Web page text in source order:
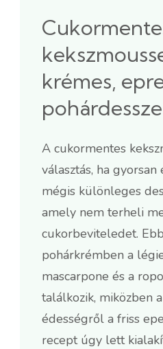
krémes,
A cukormentes
választás, ha gyorsan
mégis különleges
amely nem terheli
cukorbeviteledet.
pohárkrémben a
mascarpone és a
találkozik, miközben
édességről a friss
recept úgy lett